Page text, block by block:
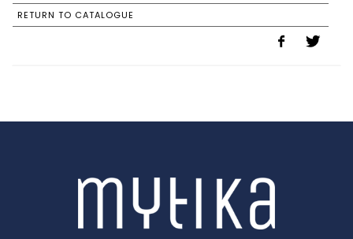
RETURN TO CATALOGUE